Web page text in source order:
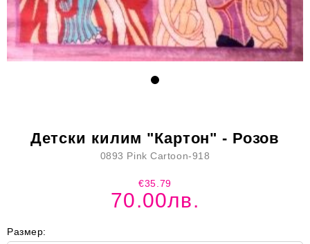
Детски килим "Картон" - Розов
0893 Pink Cartoon-918
€35.79
70.00лв.
Размер: